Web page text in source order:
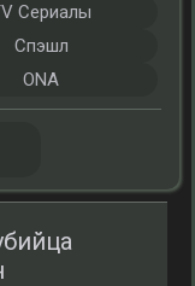
Сериалы
Спэшл
ONA